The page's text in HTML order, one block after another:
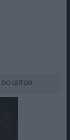
DO LEITOR